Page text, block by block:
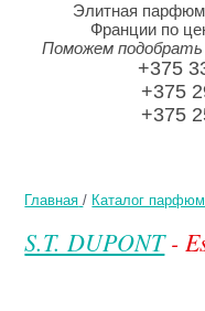
Главная / Каталог
S.T. DUPONT-
Элитная
Франции по
Поможем
+375
+375
+375